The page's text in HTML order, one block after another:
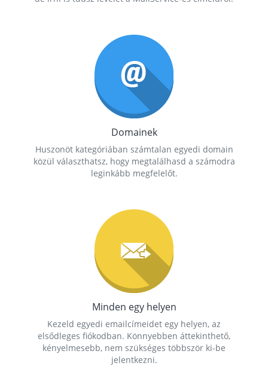
Domainek
Huszonöt kategóriában számtalan egyedi domain
közül választhatsz, hogy megtalálhasd a számodra
leginkább megfelelőt.
Minden egy helyen
Kezeld egyedi emailcímeidet egy helyen, az
elsődleges fiókodban. Könnyebben áttekinthető,
kényelmesebb, nem szükséges többször ki-be
jelentkezni.